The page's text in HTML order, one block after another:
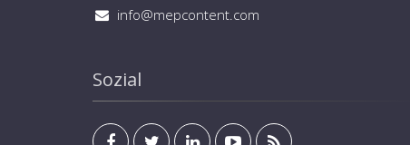
info@mepcontent.com
Sozial